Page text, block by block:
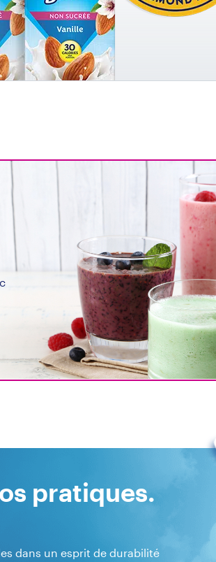
pratiques.
dans un esprit de durabilité